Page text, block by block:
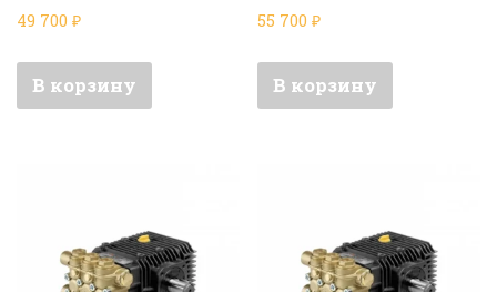
49 700 ₽
В корзину
55 700₽
В корзину